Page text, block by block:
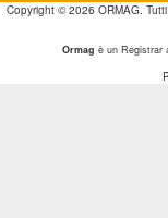
Copyright © 2026 ORMAG.
Ormag è un Registrar